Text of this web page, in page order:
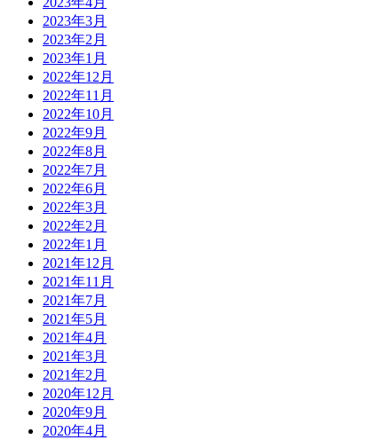
2023年3月
2023年2月
2023年1月
2022年12月
2022年11月
2022年10月
2022年9月
2022年8月
2022年7月
2022年6月
2022年3月
2022年2月
2022年1月
2021年12月
2021年11月
2021年7月
2021年5月
2021年4月
2021年3月
2021年2月
2020年12月
2020年9月
2020年4月